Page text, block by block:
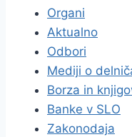
Organi
Aktualno
Odbori
Mediji o
Borza in
Banke v SLO
Zakonodaja